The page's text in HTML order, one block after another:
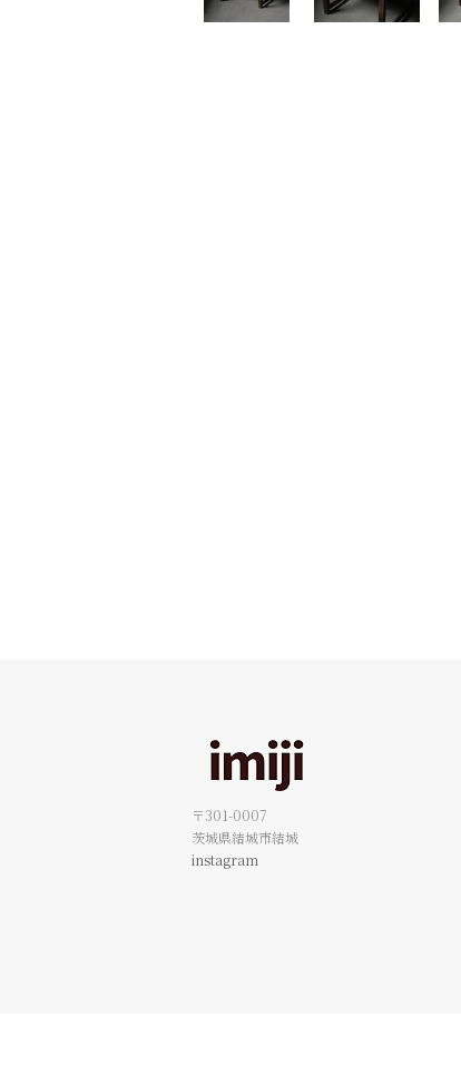
〒301-0007
茨城県結城市結城
instagram